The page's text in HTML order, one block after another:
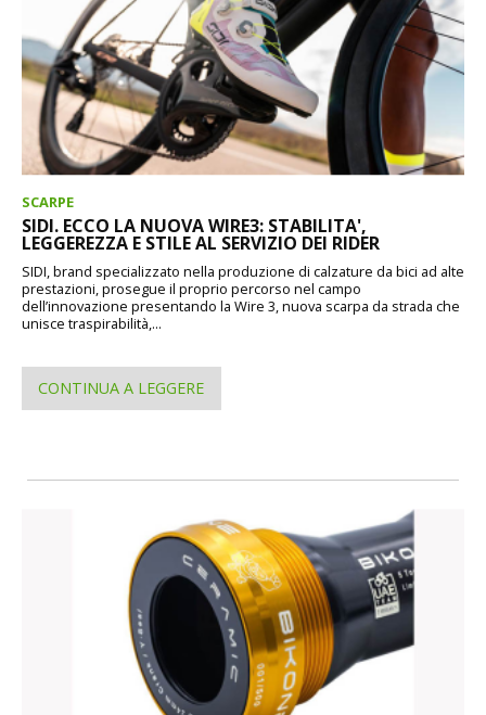
SCARPE
SIDI. ECCO LA NUOVA WIRE3: STABILITA',
LEGGEREZZA E STILE AL SERVIZIO DEI RIDER
SIDI, brand specializzato nella produzione di calzature da bici ad alte
prestazioni, prosegue il proprio percorso nel campo
dell’innovazione presentando la Wire 3, nuova scarpa da strada che
unisce traspirabilità,...
CONTINUA A LEGGERE